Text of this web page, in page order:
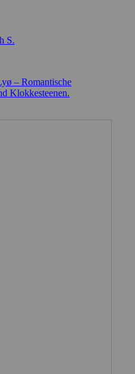
S.
– Romantische
Klokkesteenen.